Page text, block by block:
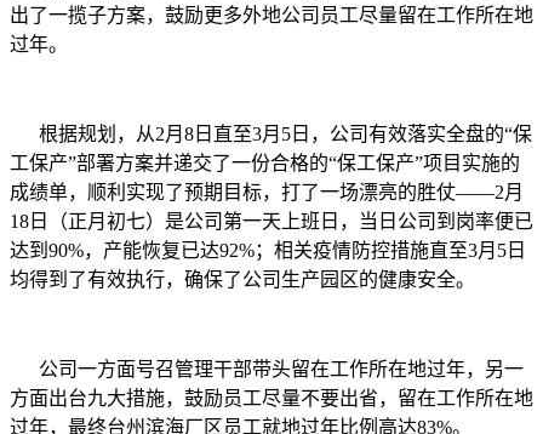
出了一揽子方案，鼓励更多外地公司员工尽量留在工作所在地
过年。
根据规划，从2月8日直至3月5日，公司有效落实全盘的“保
工保产”部署方案并递交了一份合格的“保工保产”项目实施的
成绩单，顺利实现了预期目标，打了一场漂亮的胜仗——2月
18日（正月初七）是公司第一天上班日，当日公司到岗率便已
达到90%，产能恢复已达92%；相关疫情防控措施直至3月5日
均得到了有效执行，确保了公司生产园区的健康安全。
公司一方面号召管理干部带头留在工作所在地过年，另一
方面出台九大措施，鼓励员工尽量不要出省，留在工作所在地
过年，最终台州滨海厂区员工就地过年比例高达83%。